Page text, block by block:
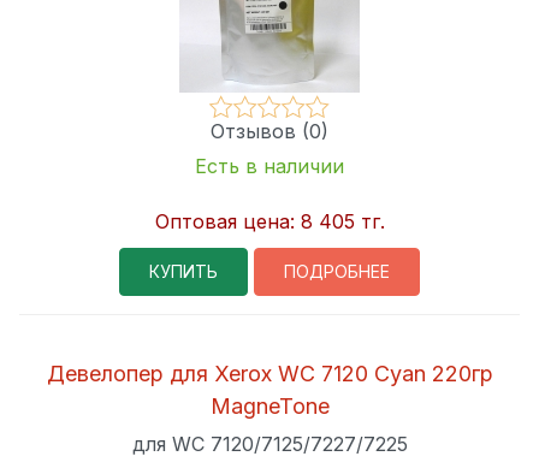
Отзывов (0)
Есть в наличии
Оптовая цена: 8 405 тг.
КУПИТЬ ПОДРОБНЕЕ
Девелопер для Xerox WC 7120 Cyan 220гр
MagneTone
для WC 7120/7125/7227/7225